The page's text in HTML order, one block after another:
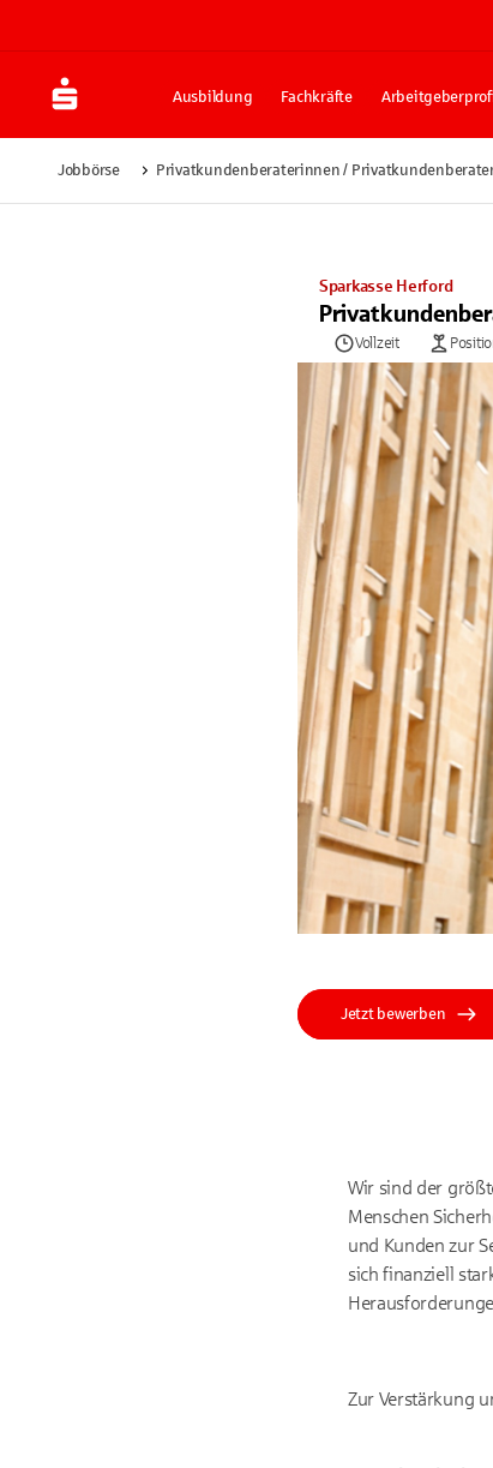
Ausbildung Fachkräfte
Jobbörse Privatkundenberaterinnen /
Sparkasse Herford
Vollzeit
Jetzt bewerben
Wir sind der
Menschen
und Kunden zur
sich finanziell
Zur Verstärkung